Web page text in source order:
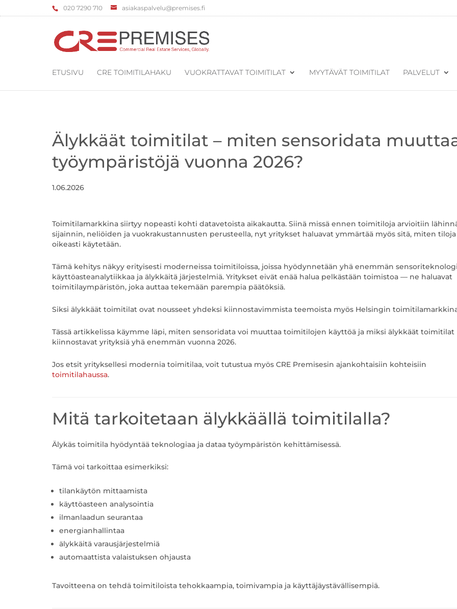
‌020 7290 710 asiakaspalvelu@premises.fi
ETUSIVU CRE TOIMITILAHAKU VUOKRATTAVAT TOIMITILAT MYYTÄVÄT TOIMITILAT PALVELUT
Älykkäät toimitilat – miten sensoridata
työympäristöjä vuonna 2026?
1.06.2026
Toimitilamarkkina siirtyy nopeasti kohti datavetoista aikakautta. Siinä missä ennen toimitiloja arvioitiin
sijainnin, neliöiden ja vuokrakustannusten perusteella, nyt yritykset haluavat ymmärtää myös sitä, miten tiloja
oikeasti käytetään.
Tämä kehitys näkyy erityisesti moderneissa toimitiloissa, joissa hyödynnetään yhä enemmän
käyttöasteanalytiikkaa ja älykkäitä järjestelmiä. Yritykset eivät enää halua pelkästään toimistoa — ne haluavat
toimitilaympäristön, joka auttaa tekemään parempia päätöksiä.
Siksi älykkäät toimitilat ovat nousseet yhdeksi kiinnostavimmista teemoista myös Helsingin
Tässä artikkelissa käymme läpi, miten sensoridata voi muuttaa toimitilojen käyttöä ja miksi älykkäät toimitilat
kiinnostavat yrityksiä yhä enemmän vuonna 2026.
Jos etsit yrityksellesi modernia toimitilaa, voit tutustua myös CRE Premisesin ajankohtaisiin kohteisiin
toimitilahaussa.
Mitä tarkoitetaan älykkäällä toimitilalla?
Älykäs toimitila hyödyntää teknologiaa ja dataa työympäristön kehittämisessä.
Tämä voi tarkoittaa esimerkiksi:
tilankäytön mittaamista
käyttöasteen analysointia
ilmanlaadun seurantaa
energianhallintaa
älykkäitä varausjärjestelmiä
automaattista valaistuksen ohjausta
Tavoitteena on tehdä toimitiloista tehokkaampia, toimivampia ja käyttäjäystävällisempiä.